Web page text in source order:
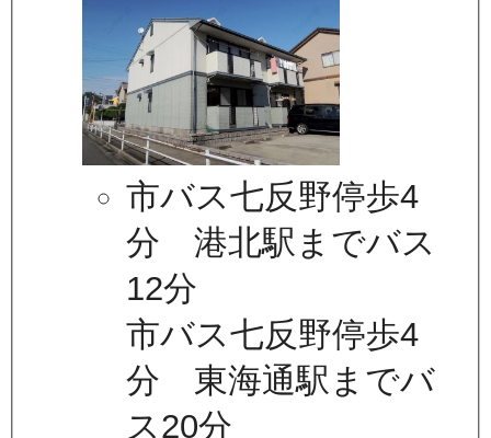
市バス七反野停歩4
分 港北駅までバス
12分
市バス七反野停歩4
分 東海通駅までバ
ス20分